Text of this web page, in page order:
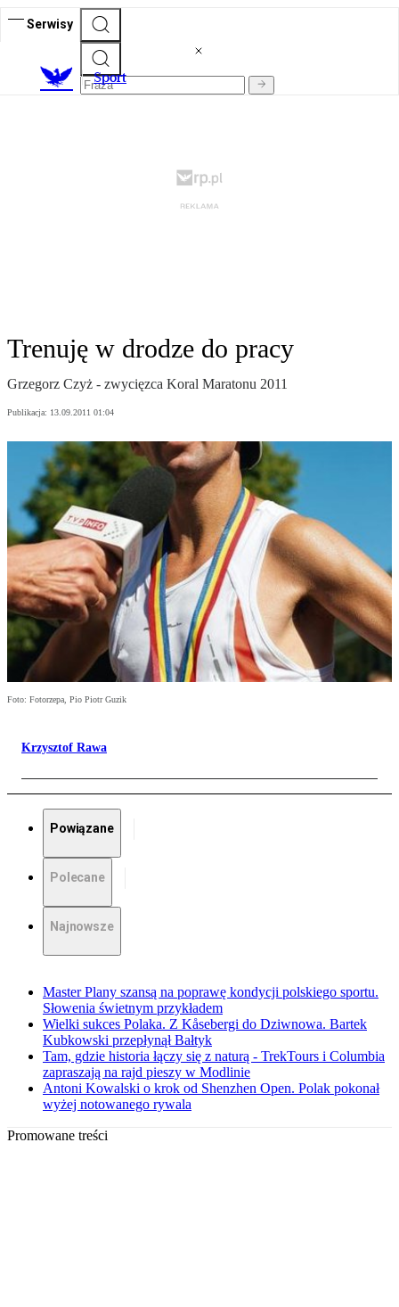
Serwisy
Sport
Trenuję w drodze do pracy
Grzegorz Czyż - zwycięzca Koral Maratonu 2011
Publikacja: 13.09.2011 01:04
Foto: Fotorzepa, Pio Piotr Guzik
Krzysztof Rawa
Powiązane
Polecane
Najnowsze
Master Plany szansą na poprawę kondycji polskiego sportu.
Słowenia świetnym przykładem
Wielki sukces Polaka. Z Kåsebergi do Dziwnowa. Bartek
Kubkowski przepłynął Bałtyk
Tam, gdzie historia łączy się z naturą - TrekTours i Columbia
zapraszają na rajd pieszy w Modlinie
Antoni Kowalski o krok od Shenzhen Open. Polak pokonał
wyżej notowanego rywala
Promowane treści